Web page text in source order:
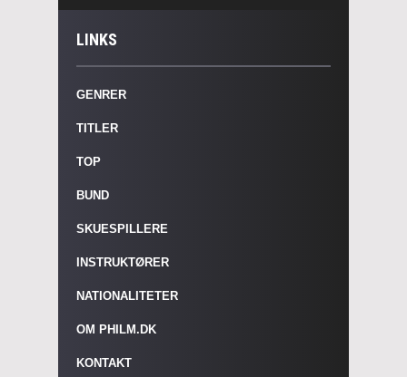
LINKS
GENRER
TITLER
TOP
BUND
SKUESPILLERE
INSTRUKTØRER
NATIONALITETER
OM PHILM.DK
KONTAKT